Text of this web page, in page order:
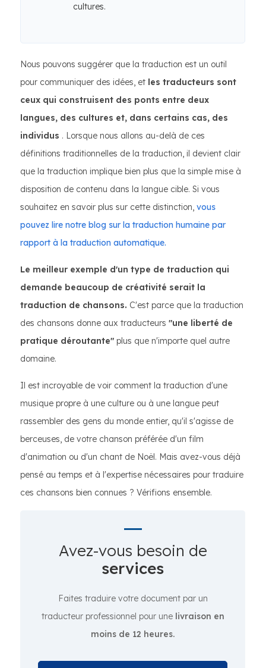
cultures.
Nous pouvons suggérer que la traduction est un outil
pour communiquer des idées, et les traducteurs sont
ceux qui construisent des ponts entre deux
langues, des cultures et, dans certains cas, des
individus . Lorsque nous allons au-delà de ces
définitions traditionnelles de la traduction, il devient clair
que la traduction implique bien plus que la simple mise à
disposition de contenu dans la langue cible. Si vous
souhaitez en savoir plus sur cette distinction, vous
pouvez lire notre blog sur la traduction humaine par
rapport à la traduction automatique.
Le meilleur exemple d'un type de traduction qui
demande beaucoup de créativité serait la
traduction de chansons. C'est parce que la traduction
des chansons donne aux traducteurs "une liberté de
pratique déroutante" plus que n'importe quel autre
domaine.
Il est incroyable de voir comment la traduction d'une
musique propre à une culture ou à une langue peut
rassembler des gens du monde entier, qu'il s'agisse de
berceuses, de votre chanson préférée d'un film
d'animation ou d'un chant de Noël. Mais avez-vous déjà
pensé au temps et à l'expertise nécessaires pour traduire
ces chansons bien connues ? Vérifions ensemble.
Avez-vous besoin de
services
Faites traduire votre document par un
traducteur professionnel pour une livraison en
moins de 12 heures.